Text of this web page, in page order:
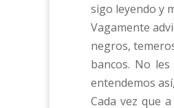
sigo leyendo y
Vagamente
negros,
bancos. No
entendemos
Cada vez que